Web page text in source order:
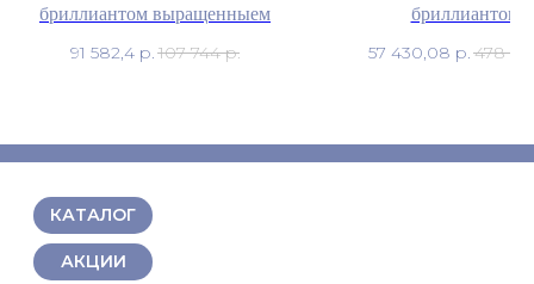
бриллиантом выращенныем
91 582,4 р.107 744 р.
бриллиантом
57 430,08 р. 478
КАТАЛОГ
АКЦИИ